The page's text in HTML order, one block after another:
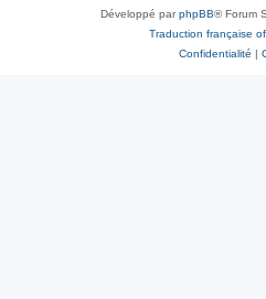
Développé parphpBB® Forum
Traduction française
Confidentialité |